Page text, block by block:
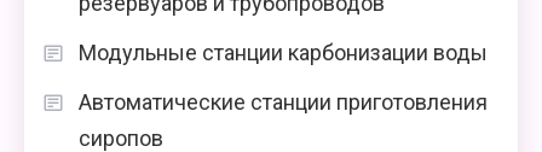
Модульные станции карбонизации воды
Автоматические станции приготовления
сиропов